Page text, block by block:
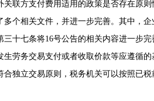
联方支付费用适用的政策是否存在原则
相关文件，并进一步完善。其中，企
十七条将16号公告的相关内容进一步
劳务交易支付或者收取价款等应遵循的
立交易原则，税务机关可以按照已税